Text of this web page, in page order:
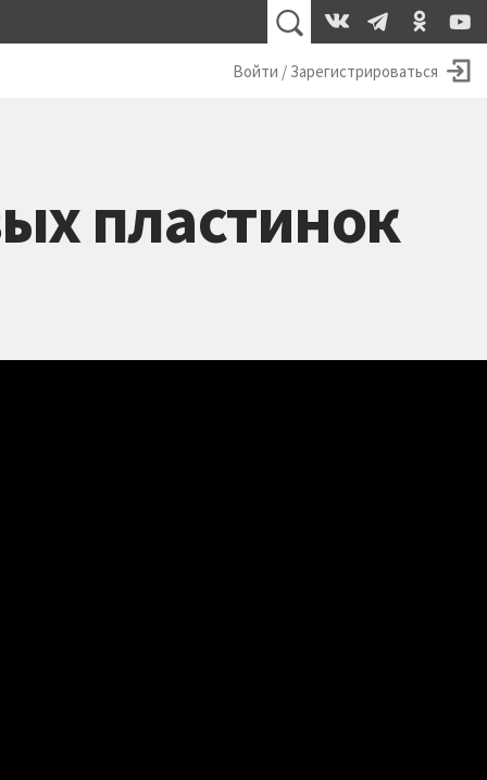
Войти / Зарегистрироваться
пластинок